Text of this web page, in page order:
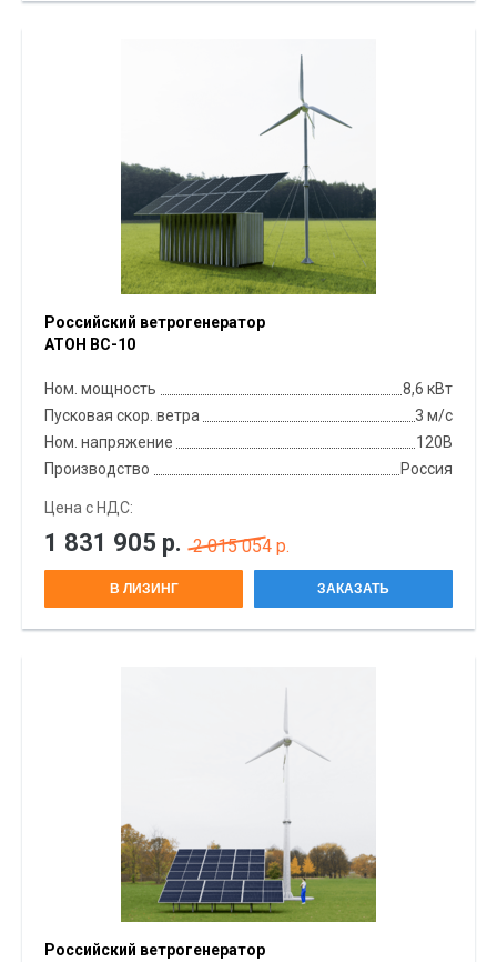
Российский ветрогенератор
АТОН ВС-10
Ном. мощность
8,6 кВт
Пусковая скор. ветра
3 м/с
Ном. напряжение
120В
Производство
Россия
Цена с НДС:
1 831 905 р. 2 015 054 р.
В ЛИЗИНГ ЗАКАЗАТЬ
Российский ветрогенератор